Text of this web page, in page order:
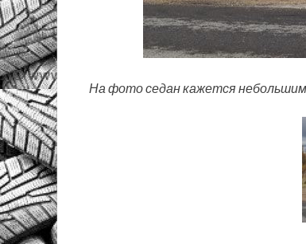
На фото седан кажется